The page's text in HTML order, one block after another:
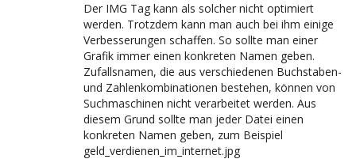
Der IMG Tag kann als solcher nicht optimiert
werden. Trotzdem kann man auch bei ihm einige
Verbesserungen schaffen. So sollte man einer
Grafik immer einen konkreten Namen geben.
Zufallsnamen, die aus verschiedenen Buchstaben-
und Zahlenkombinationen bestehen, können von
Suchmaschinen nicht verarbeitet werden. Aus
diesem Grund sollte man jeder Datei einen
konkreten Namen geben, zum Beispiel
geld_verdienen_im_internet.jpg